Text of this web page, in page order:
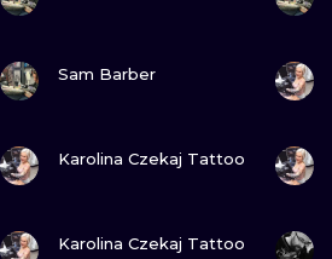
Sam Barber
Karolina Czekaj Tattoo
Karolina Czekaj Tattoo